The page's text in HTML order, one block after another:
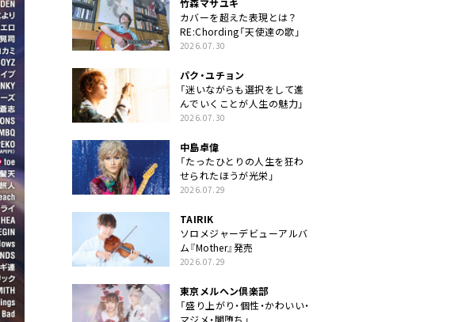
竹森マサユキ
カバーを超えた表現とは？
RE:Chording「天使達の歌」
2026.07.30
パク・ユチョン
「迷いながらも選択をして進
んでいくことが人生の魅力」
2026.07.30
中島卓偉
「たったひとりの人生を狂わ
せられたほうが光栄」
2026.07.29
TAIRIK
ソロメジャーデビューアルバ
ム『Mother』発売
2026.07.29
東京メルヘン倶楽部
「盛り上がり・個性・かわいい・
マジメ・闇堕ち」